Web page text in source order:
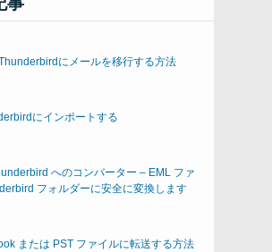
事
にメールを移行する方法
にインポートする
へのコンバーター – EML ファ
フォルダーに安全に変換します
または PST ファイルに転送する方法